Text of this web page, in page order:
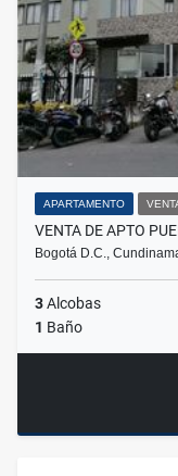
APARTAMENTO
VENTA DE APTO
Bogotá D.C.,
3Alcobas
1 Baño